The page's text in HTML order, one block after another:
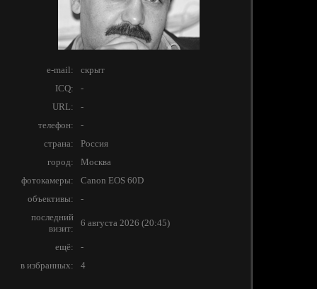
e-mail:
скрыт
ICQ:
-
URL:
-
телефон:
-
страна:
Россия
город:
Москва
фотокамеры:
Canon EOS 60D
объективы:
-
последний
визит:
6 августа 2026 (20:45)
ещё:
-
в избранных:
4